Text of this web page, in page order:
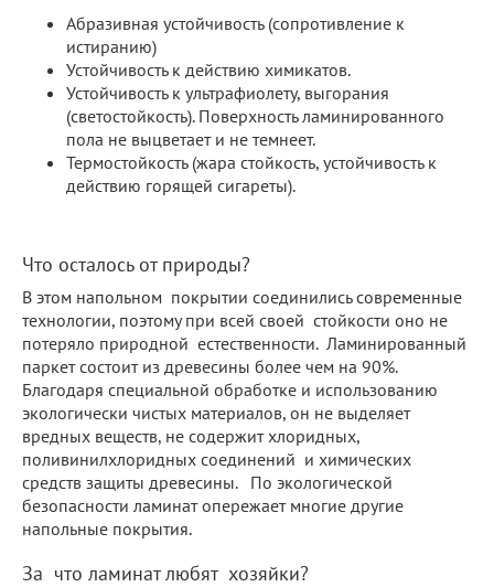
Абразивная устойчивость (сопротивление к
истиранию)
Устойчивость к действию химикатов.
Устойчивость к ультрафиолету, выгорания
(светостойкость). Поверхность ламинированного
пола не выцветает и не темнеет.
Термостойкость (жара стойкость, устойчивость к
действию горящей сигареты).
Что осталось от природы?
В этом напольном покрытии соединились современные
технологии, поэтому при всей своей стойкости оно не
потеряло природной естественности. Ламинированный
паркет состоит из древесины более чем на 90%.
Благодаря специальной обработке и использованию
экологически чистых материалов, он не выделяет
вредных веществ, не содержит хлоридных,
поливинилхлоридных соединений и химических
средств защиты древесины. По экологической
безопасности ламинат опережает многие другие
напольные покрытия.
За что ламинат любят хозяйки?